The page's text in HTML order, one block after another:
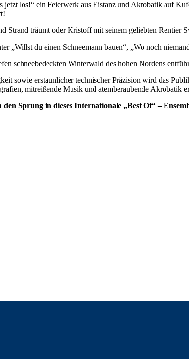
jetzt los!“ ein Feierwerk aus Eistanz und Akrobatik auf
Strand träumt oder Kristoff mit seinem geliebten Rentier
„Willst du einen Schneemann bauen“, „Wo noch
schneebedeckten Winterwald des hohen Nordens
sowie erstaunlicher technischer Präzision wird das
mitreißende Musik und atemberaubende
Sprung in dieses Internationale „Best Of“ –